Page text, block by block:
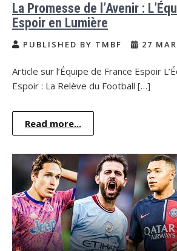
La Promesse de l’Avenir :
Espoir en Lumière
PUBLISHED BY TMBF 27
Article sur l’Équipe de France Espoir
Espoir : La Relève du Football […]
Read more...